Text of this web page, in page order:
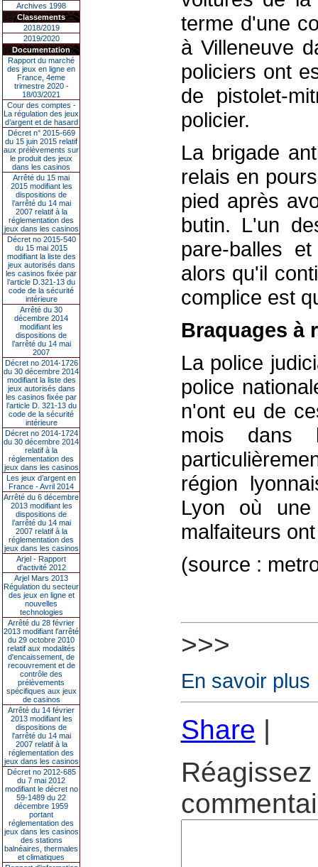
Archives 1998
Classements
2018/2019
2019/2020
Documentation
Rapport du marché
des jeux en ligne en
France, 4eme
trimestre 2020 -
18/03/2021
Cour des comptes -
La régulation des jeux
d’argent et de hasard
Décret n° 2015-669
du 15 juin 2015 relatif
aux prélèvements sur
le produit des jeux
dans les casinos
Arrêté du 15 mai
2015 modifiant les
dispositions de
l’arrêté du 14 mai
2007 relatif à la
réglementation des
jeux dans les casinos
Décret no 2015-540
du 15 mai 2015
modifiant la liste des
jeux autorisés dans
les casinos fixée par
l’article D.321-13 du
code de la sécurité
intérieure
Arrêté du 30
décembre 2014
modifiant les
dispositions de
l’arrêté du 14 mai
2007
Décret no 2014-1726
du 30 décembre 2014
modifiant la liste des
jeux autorisés dans
les casinos fixée par
l’article D. 321-13 du
code de la sécurité
intérieure
Décret no 2014-1724
du 30 décembre 2014
relatif à la
réglementation des
jeux dans les casinos
Les jeux d’argent en
France - Avril 2014
Arrêté du 6 décembre
2013 modifiant les
dispositions de
l’arrêté du 14 mai
2007 relatif à la
réglementation des
jeux dans les casinos
Arjel - Rapport
d'activité 2012
Arjel Mars 2013
Régulation du secteur
des jeux en ligne et
nouvelles
technologies
Arrêté du 28 février
2013 modifiant l'arrêté
du 29 octobre 2010
relatif aux modalités
d'encaissement, de
recouvrement et de
contrôle des
prélèvements
spécifiques aux jeux
de casinos
Arrêté du 14 février
2013 modifiant les
dispositions de
l'arrêté du 14 mai
2007 relatif à la
réglementation des
jeux dans les casinos
Décret no 2012-685
du 7 mai 2012
modifiant le décret no
59-1489 du 22
décembre 1959
portant
réglementation des
jeux dans les casinos
des stations
balnéaires, thermales
et climatiques
terme d'une
à Villeneuve
policiers ont
de pistolet-
policier.
La brigade
relais en
pied après
butin. L'un
pare-balles
alors qu'il
complice est
Braquages à
La police
police
n'ont eu de
mois dans
région
Lyon où
malfaiteurs
(source :
>>>
En savoir plus
Share |